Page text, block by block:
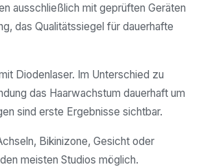
ausschließlich mit geprüften Geräten
das Qualitätssiegel für dauerhafte
Diodenlaser. Im Unterschied zu
das Haarwachstum dauerhaft um
sind erste Ergebnisse sichtbar.
Bikinizone, Gesicht oder
meisten Studios möglich.